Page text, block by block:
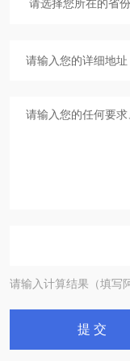
请输入计算结果（填写